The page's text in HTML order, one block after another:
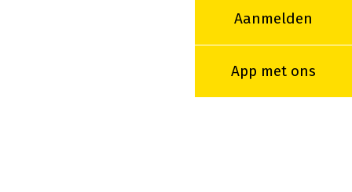
Aanmelden
App met ons